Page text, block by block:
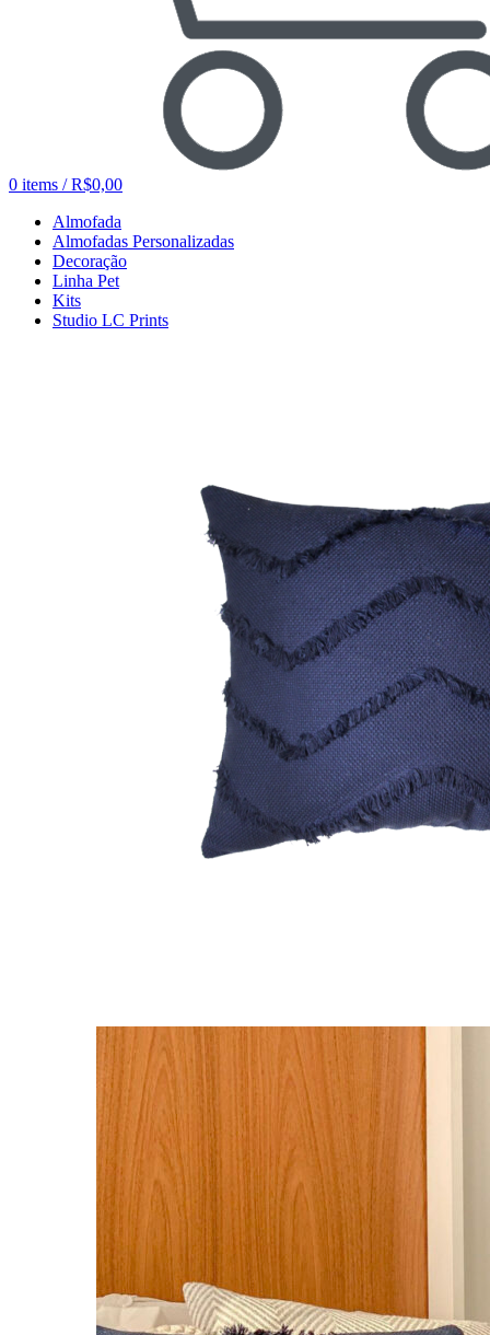
0 items / R$0,00
Almofada
Almofadas Personalizadas
Decoração
Linha Pet
Kits
Studio LC Prints